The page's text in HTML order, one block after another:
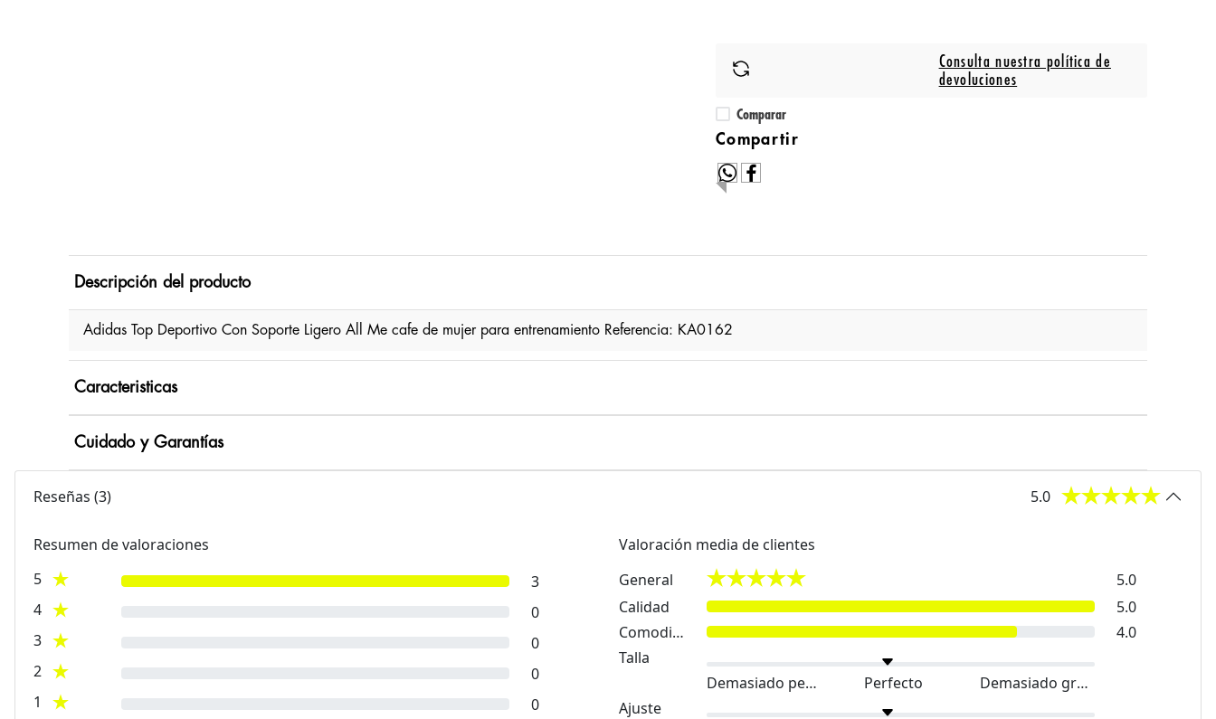
Consulta nuestra política de
devoluciones
Comparar
Descripción del producto
Adidas Top Deportivo Con Soporte Ligero All Me cafe de mujer para entrenamiento Referencia: KA0162
Caracteristicas
Cuidado y Garantías
Reseñas (3) 5.0
Resumen de valoraciones
5
3
4
0
3
0
2
0
1
0
Valoración media de clientes
General
5.0
Calidad
5.0
Comodidad
4.0
Talla
Demasiado pequeño
Perfecto
Demasiado grande
Ajuste